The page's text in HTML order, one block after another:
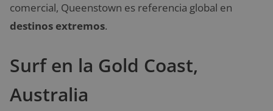
comercial, Queenstown es referencia global en
destinos extremos.
Surf en la Gold Coast,
Australia